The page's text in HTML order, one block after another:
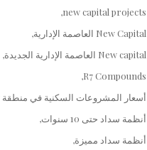
new capital projects
New Capital العاصمة الإدارية
New capital العاصمة الإدارية الجديدة
R7 Compounds
أسعار المشروعات السكنية في منطقة R7
أنظمة سداد حتى 10 سنوات
أنظمة سداد مميزة